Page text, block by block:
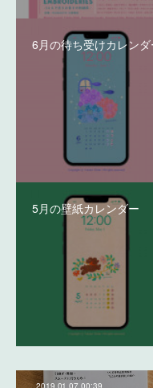
6月の待ち受けカレンダ
5月の壁紙カレンダー
2019.01.07 00:39